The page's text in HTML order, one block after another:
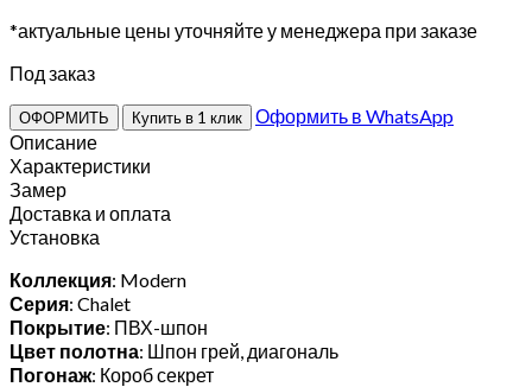
*актуальные цены уточняйте у менеджера при заказе
Под заказ
ОФОРМИТЬ Купить в 1 клик
Оформить в WhatsApp
Описание
Характеристики
Замер
Доставка и оплата
Установка
Коллекция: Modern
Серия: Chalet
Покрытие: ПВХ-шпон
Цвет полотна: Шпон грей, диагональ
Погонаж: Короб секрет